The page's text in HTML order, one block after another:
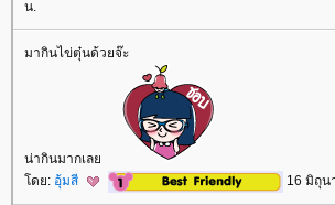
น.
มากินไข่ตุ๋นด้วยจ๊ะ
น่ากินมากเล
ดย: อุ้มสี 16 มิถุน